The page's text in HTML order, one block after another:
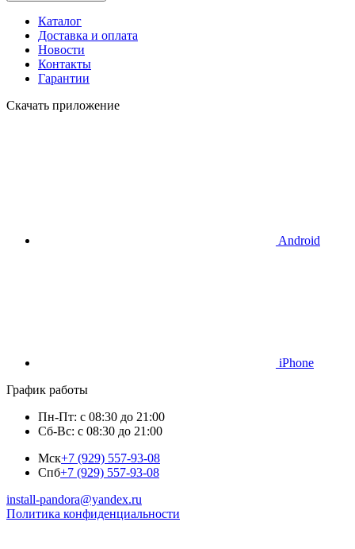
Каталог
Доставка и оплата
Новости
Контакты
Гарантии
Скачать приложение
Android
iPhone
График работы
Пн-Пт: с 08:30 до 21:00
Сб-Вс: с 08:30 до 21:00
Мск+7 (929) 557-93-08
Спб+7 (929) 557-93-08
install-pandora@yandex.ru
Политика конфиденциальности